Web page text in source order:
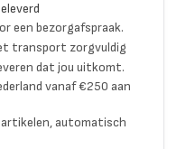
een bezorgafspraak.
transport zorgvuldig
dat jou uitkomt.
vanaf €250 aan
automatisch